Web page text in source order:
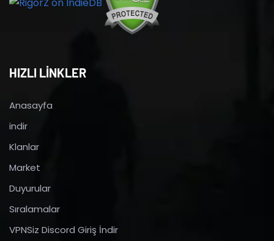
HIZLI LİNKLER
Anasayfa
indir
Klanlar
Market
Duyurular
Sıralamalar
VPNSiz Discord Giriş İndir